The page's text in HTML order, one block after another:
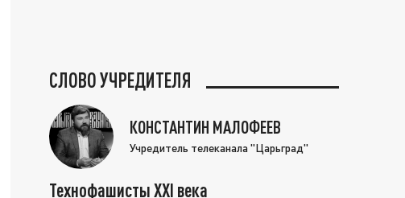
СЛОВО УЧРЕДИТЕЛЯ
КОНСТАНТИН МАЛОФЕЕВ
Учредитель телеканала "Царьград"
Технофашисты XXI века